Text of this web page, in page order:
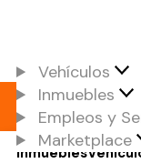
Vehículos
Inmuebles
Empleos y
Marketplace
Inmuebles